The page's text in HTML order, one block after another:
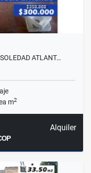
ATLANT…
m2
Alquiler